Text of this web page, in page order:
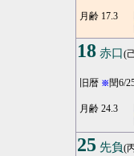
月齢 17.3
18 赤口(
旧暦 ※閏6/
月齢 24.3
25 先負(